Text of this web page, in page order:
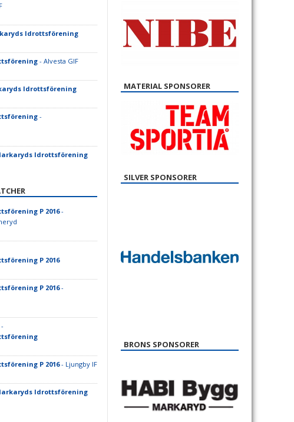
Idrottsförening
- Alvesta GIF
Idrottsförening
-
Idrottsförening
P 2016-
P 2016
P 2016-
P 2016- Ljungby IF
Idrottsförening
MATERIAL SPONSORER
SILVER SPONSORER
BRONS SPONSORER